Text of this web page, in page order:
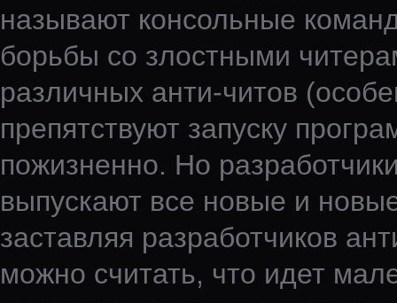
называют консольные
борьбы со злостными
различных анти-читов
препятствуют запуску
пожизненно. Но
выпускают все новые и
заставляя разработчиков
можно считать, что идет